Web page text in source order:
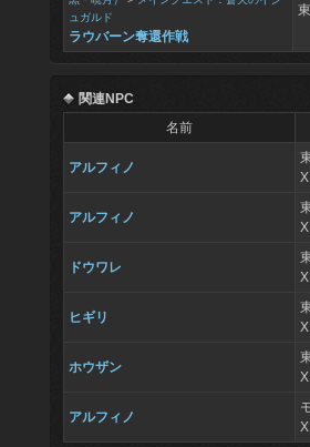
ュガルド
ラウバーン奪還作戦
関連NPC
名前
アルフィノ
アルフィノ
ドウワレ
ヒギリ
ホウザン
アルフィノ